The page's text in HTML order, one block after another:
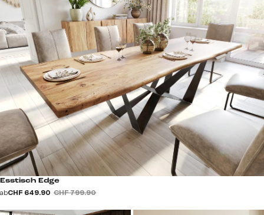
Esstisch Edge
abCHF 649.90 CHF 799.90